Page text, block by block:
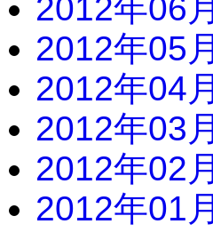
2012年06月
2012年05月
2012年04月
2012年03月
2012年02月
2012年01月